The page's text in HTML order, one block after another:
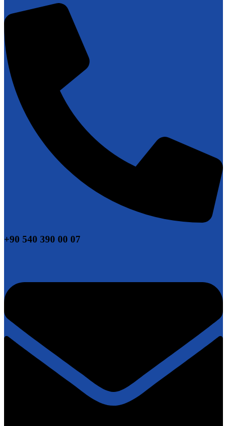
+90 540 390 00 07